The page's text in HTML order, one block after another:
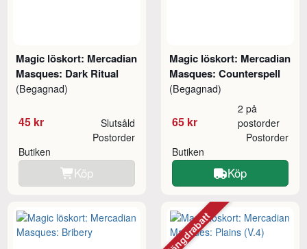
Magic löskort: Mercadian
Masques: Dark Ritual
(Begagnad)
45 kr Slutsåld
Butiken
Postorder
Köp
Magic löskort: Mercadian
Masques: Counterspell
(Begagnad)
65 kr
2 på
postorder
Butiken
Postorder
Köp
Mängdrabatt